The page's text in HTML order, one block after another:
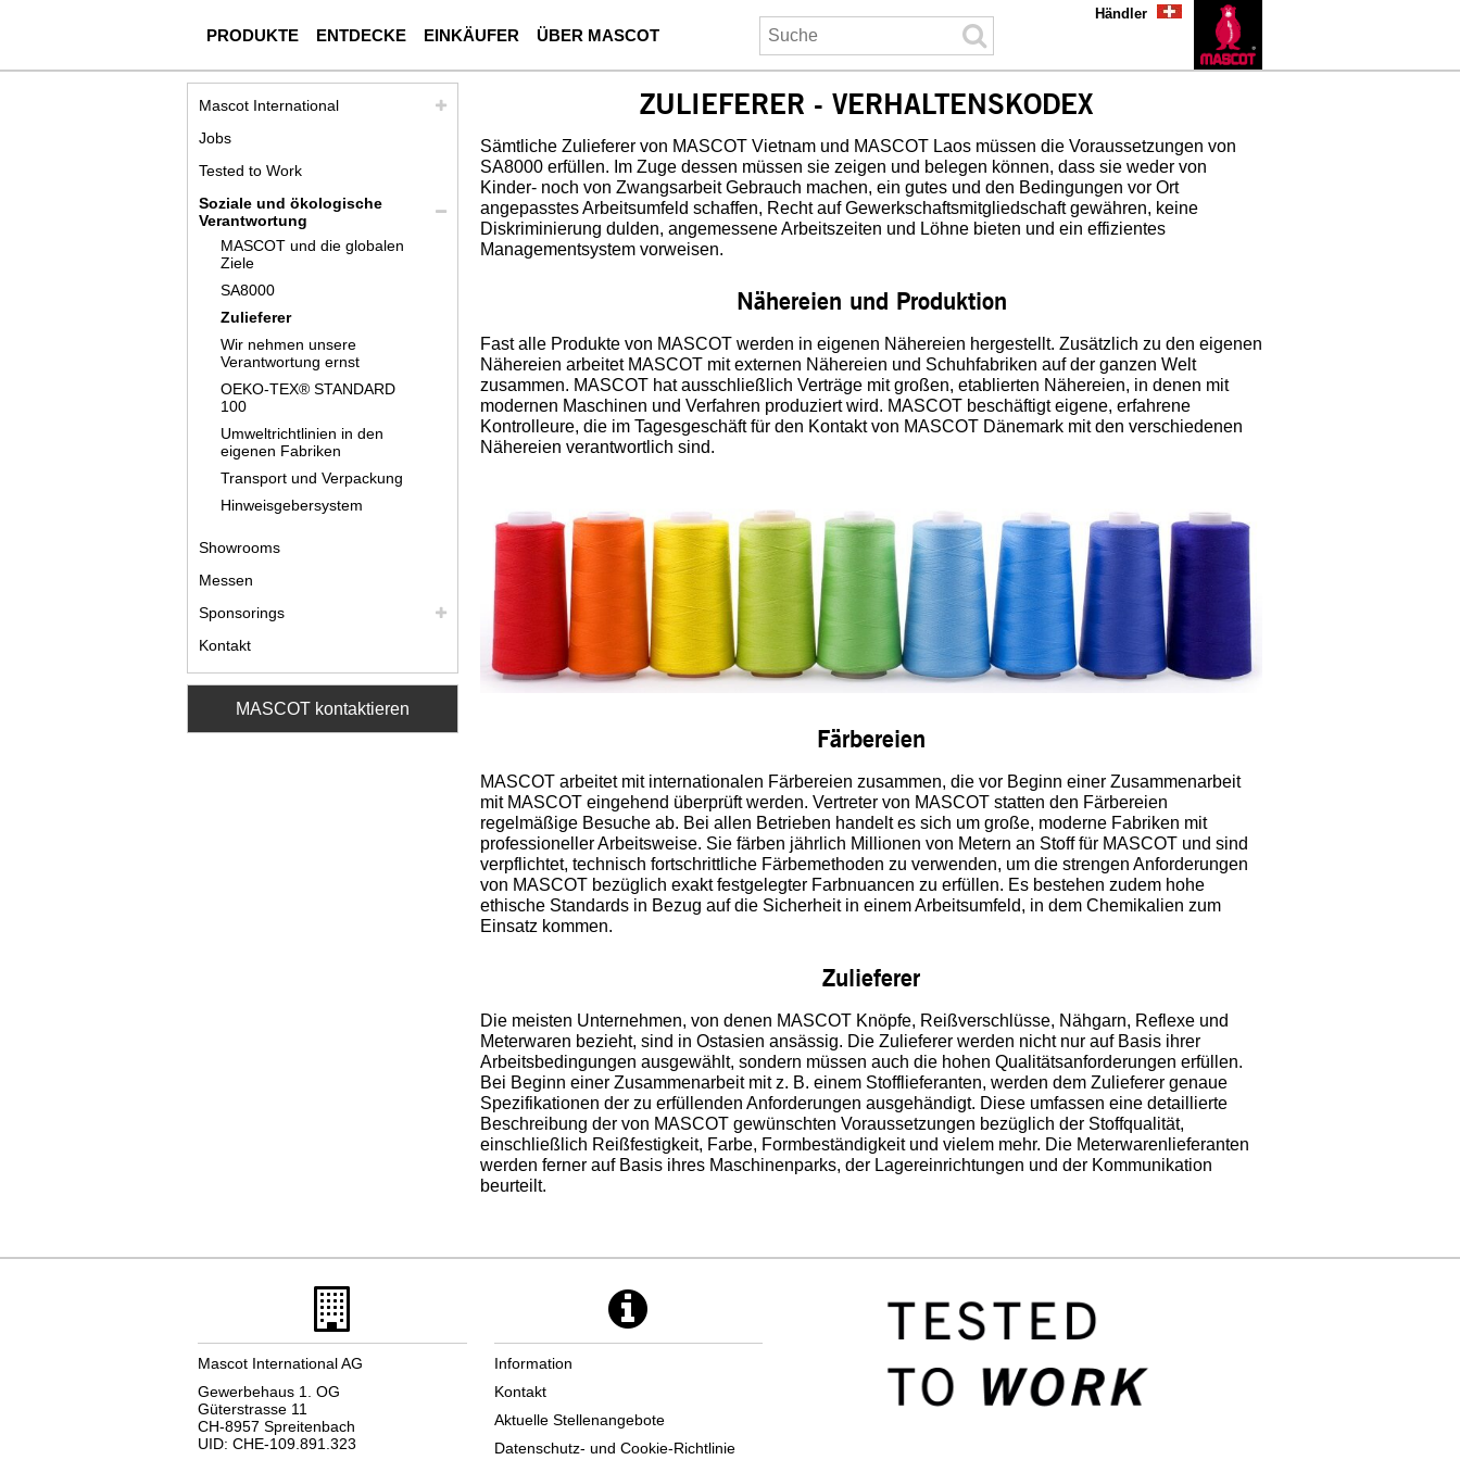
PRODUKTE ENTDECKE EINKÄUFER ÜBER MASCOT
Händler
ZULIEFERER - VERHALTENSKODEX
Sämtliche Zulieferer von MASCOT Vietnam und MASCOT Laos müssen die Voraussetzungen von
SA8000 erfüllen. Im Zuge dessen müssen sie zeigen und belegen können, dass sie weder von
Kinder- noch von Zwangsarbeit Gebrauch machen, ein gutes und den Bedingungen vor Ort
angepasstes Arbeitsumfeld schaffen, Recht auf Gewerkschaftsmitgliedschaft gewähren, keine
Diskriminierung dulden, angemessene Arbeitszeiten und Löhne bieten und ein effizientes
Managementsystem vorweisen.
Nähereien und Produktion
Fast alle Produkte von MASCOT werden in eigenen Nähereien hergestellt. Zusätzlich zu den eigenen
Nähereien arbeitet MASCOT mit externen Nähereien und Schuhfabriken auf der ganzen Welt
zusammen. MASCOT hat ausschließlich Verträge mit großen, etablierten Nähereien, in denen mit
modernen Maschinen und Verfahren produziert wird. MASCOT beschäftigt eigene, erfahrene
Kontrolleure, die im Tagesgeschäft für den Kontakt von MASCOT Dänemark mit den verschiedenen
Nähereien verantwortlich sind.
Färbereien
MASCOT arbeitet mit internationalen Färbereien zusammen, die vor Beginn einer Zusammenarbeit
mit MASCOT eingehend überprüft werden. Vertreter von MASCOT statten den Färbereien
regelmäßige Besuche ab. Bei allen Betrieben handelt es sich um große, moderne Fabriken mit
professioneller Arbeitsweise. Sie färben jährlich Millionen von Metern an Stoff für MASCOT und sind
verpflichtet, technisch fortschrittliche Färbemethoden zu verwenden, um die strengen Anforderungen
von MASCOT bezüglich exakt festgelegter Farbnuancen zu erfüllen. Es bestehen zudem hohe
ethische Standards in Bezug auf die Sicherheit in einem Arbeitsumfeld, in dem Chemikalien zum
Einsatz kommen.
Zulieferer
Die meisten Unternehmen, von denen MASCOT Knöpfe, Reißverschlüsse, Nähgarn, Reflexe und
Meterwaren bezieht, sind in Ostasien ansässig. Die Zulieferer werden nicht nur auf Basis ihrer
Arbeitsbedingungen ausgewählt, sondern müssen auch die hohen Qualitätsanforderungen erfüllen.
Bei Beginn einer Zusammenarbeit mit z. B. einem Stofflieferanten, werden dem Zulieferer genaue
Spezifikationen der zu erfüllenden Anforderungen ausgehändigt. Diese umfassen eine detaillierte
Beschreibung der von MASCOT gewünschten Voraussetzungen bezüglich der Stoffqualität,
einschließlich Reißfestigkeit, Farbe, Formbeständigkeit und vielem mehr. Die Meterwarenlieferanten
werden ferner auf Basis ihres Maschinenparks, der Lagereinrichtungen und der Kommunikation
beurteilt.
Mascot International
Jobs
Tested to Work
Soziale und ökologische
Verantwortung
MASCOT und die globalen
Ziele
SA8000
Zulieferer
Wir nehmen unsere
Verantwortung ernst
OEKO-TEX® STANDARD
100
Umweltrichtlinien in den
eigenen Fabriken
Transport und Verpackung
Hinweisgebersystem
Showrooms
Messen
Sponsorings
Kontakt
MASCOT kontaktieren
Mascot International AG
Gewerbehaus 1. OG
Güterstrasse 11
CH-8957 Spreitenbach
UID: CHE-109.891.323
Information
Kontakt
Aktuelle Stellenangebote
Datenschutz- und Cookie-Richtlinie